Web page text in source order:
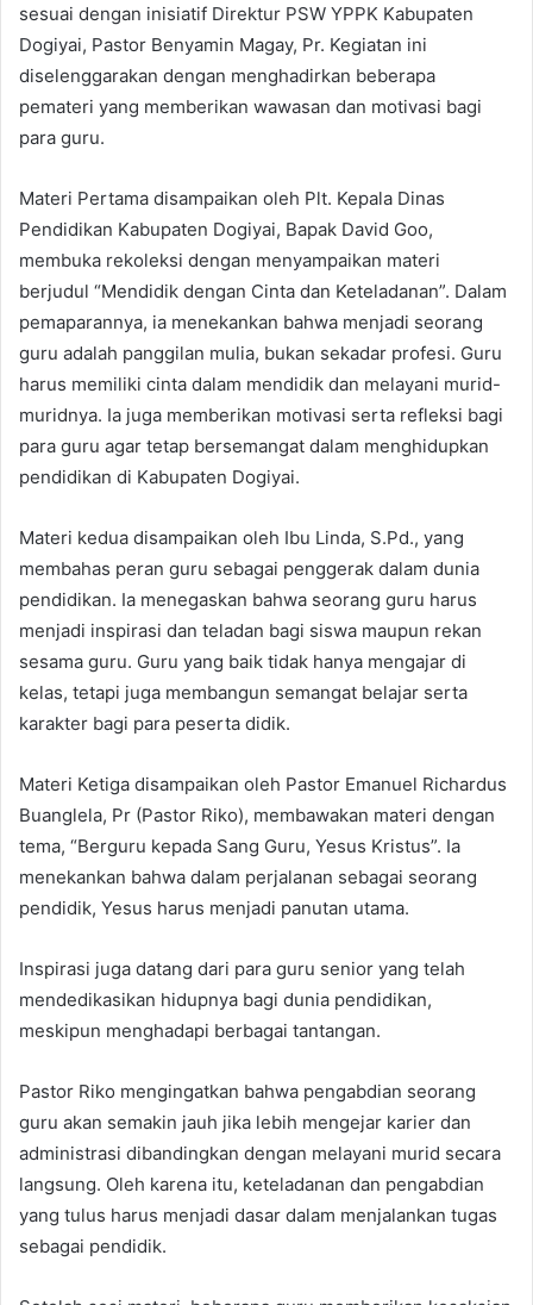
sesuai dengan inisiatif Direktur PSW YPPK Kabupaten
Dogiyai, Pastor Benyamin Magay, Pr. Kegiatan ini
diselenggarakan dengan menghadirkan beberapa
pemateri yang memberikan wawasan dan motivasi bagi
para guru.
Materi Pertama disampaikan oleh Plt. Kepala Dinas
Pendidikan Kabupaten Dogiyai, Bapak David Goo,
membuka rekoleksi dengan menyampaikan materi
berjudul “Mendidik dengan Cinta dan Keteladanan”. Dalam
pemaparannya, ia menekankan bahwa menjadi seorang
guru adalah panggilan mulia, bukan sekadar profesi. Guru
harus memiliki cinta dalam mendidik dan melayani murid-
muridnya. Ia juga memberikan motivasi serta refleksi bagi
para guru agar tetap bersemangat dalam menghidupkan
pendidikan di Kabupaten Dogiyai.
Materi kedua disampaikan oleh Ibu Linda, S.Pd., yang
membahas peran guru sebagai penggerak dalam dunia
pendidikan. Ia menegaskan bahwa seorang guru harus
menjadi inspirasi dan teladan bagi siswa maupun rekan
sesama guru. Guru yang baik tidak hanya mengajar di
kelas, tetapi juga membangun semangat belajar serta
karakter bagi para peserta didik.
Materi Ketiga disampaikan oleh Pastor Emanuel Richardus
Buanglela, Pr (Pastor Riko), membawakan materi dengan
tema, “Berguru kepada Sang Guru, Yesus Kristus”. Ia
menekankan bahwa dalam perjalanan sebagai seorang
pendidik, Yesus harus menjadi panutan utama.
Inspirasi juga datang dari para guru senior yang telah
mendedikasikan hidupnya bagi dunia pendidikan,
meskipun menghadapi berbagai tantangan.
Pastor Riko mengingatkan bahwa pengabdian seorang
guru akan semakin jauh jika lebih mengejar karier dan
administrasi dibandingkan dengan melayani murid secara
langsung. Oleh karena itu, keteladanan dan pengabdian
yang tulus harus menjadi dasar dalam menjalankan tugas
sebagai pendidik.